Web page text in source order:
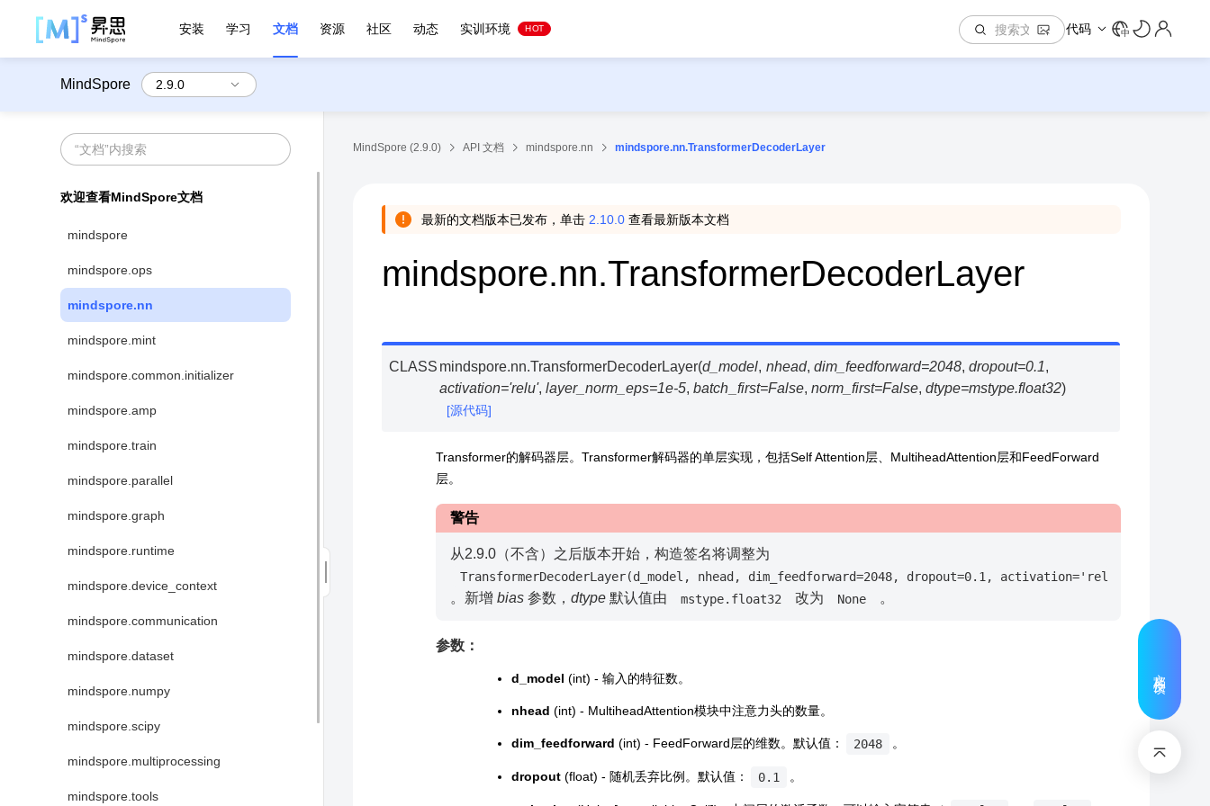
安装 学习 文档 资源 社区 动态 实训环境 HOT 代码 中
MindSpore
欢迎查看MindSpore文档
mindspore
mindspore.ops
mindspore.nn
mindspore.mint
mindspore.common.initializer
mindspore.amp
mindspore.train
mindspore.parallel
mindspore.graph
mindspore.runtime
mindspore.device_context
mindspore.communication
mindspore.dataset
mindspore.numpy
mindspore.scipy
mindspore.multiprocessing
mindspore.tools
MindSpore (2.9.0) API 文档 mindspore.nn mindspore.nn.TransformerDecoderLayer
最新的文档版本已发布，单击 2.10.0 查看最新版本文档
mindspore.nn.TransformerDecoderLayer
CLASS mindspore.nn.TransformerDecoderLayer(d_model, nhead, dim_feedforward=2048, dropout=0.1,
activation='relu',layer_norm_eps=1e-5,batch_first=False, norm_first=False, dtype=mstype.float32)
[源代码]
Transformer的解码器层。Transformer解码器的单层实现，包括Self Attention层、MultiheadAttention层和FeedForward
层。
警告
从2.9.0（不含）之后版本开始，构造签名将调整为
TransformerDecoderLayer(d_model, nhead, dim_feedforward=2048, dropout=0.1, activation='relu',
。新增 bias 参数， dtype 默认值由 mstype.float32 改为 None 。
参数：
d_model (int) - 输入的特征数。
nhead (int) - MultiheadAttention模块中注意力头的数量。
dim_feedforward (int) - FeedForward层的维数。默认值： 2048 。
dropout (float) - 随机丢弃比例。默认值： 0.1 。